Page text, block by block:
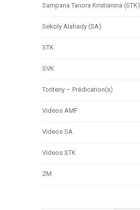
Sampana Tanora Kristianina (STK)
Sekoly Alahady (SA)
STK
SVK
Toriteny – Prédication(s)
Videos AMF
Videos SA
Videos STK
ZM